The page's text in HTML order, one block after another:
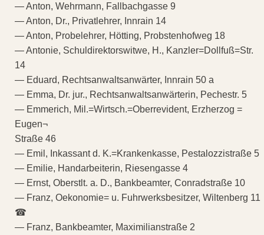
— Anton, Wehrmann, Fallbachgasse 9
— Anton, Dr., Privatlehrer, Innrain 14
— Anton, Probelehrer, Hötting, Probstenhofweg 18
— Antonie, Schuldirektorswitwe, H., Kanzler=Dollfuß=Str.
14
— Eduard, Rechtsanwaltsanwärter, Innrain 50 a
— Emma, Dr. jur., Rechtsanwaltsanwärterin, Pechestr. 5
— Emmerich, Mil.=Wirtsch.=Oberrevident, Erzherzog =
Eugen¬
Straße 46
— Emil, Inkassant d. K.=Krankenkasse, Pestalozzistraße 5
— Emilie, Handarbeiterin, Riesengasse 4
— Ernst, Oberstlt. a. D., Bankbeamter, Conradstraße 10
— Franz, Oekonomie= u. Fuhrwerksbesitzer, Wiltenberg 11
☎
— Franz, Bankbeamter, Maximilianstraße 2